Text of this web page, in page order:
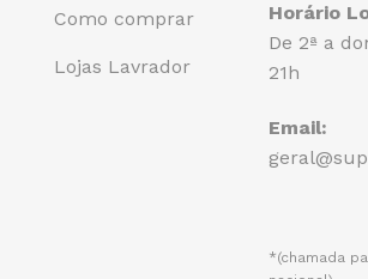
Como comprar
Lojas Lavrador
Horário
De 2ª a
21h
Email:
*(chamada